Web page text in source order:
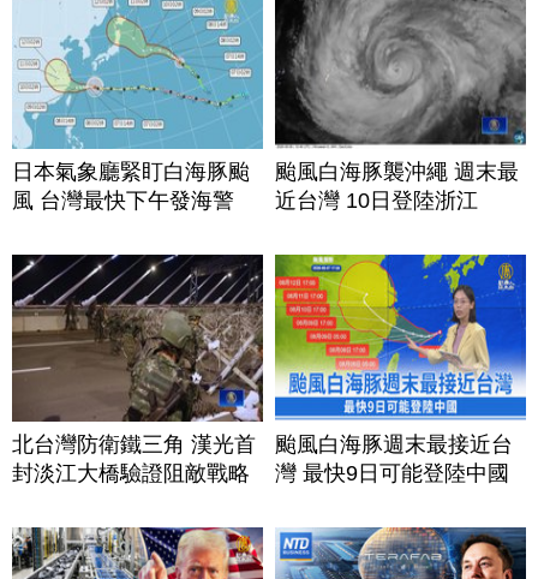
日本氣象廳緊盯白海豚颱
風 台灣最快下午發海警
颱風白海豚襲沖繩 週末最
近台灣 10日登陸浙江
北台灣防衛鐵三角 漢光首
封淡江大橋驗證阻敵戰略
颱風白海豚週末最接近台
灣 最快9日可能登陸中國